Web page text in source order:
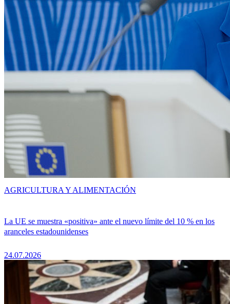
La UE se muestra «positiva» ante el nuevo límite del 10 % en los
aranceles estadounidenses
24.07.2026
AGRICULTURA Y ALIMENTACIÓN